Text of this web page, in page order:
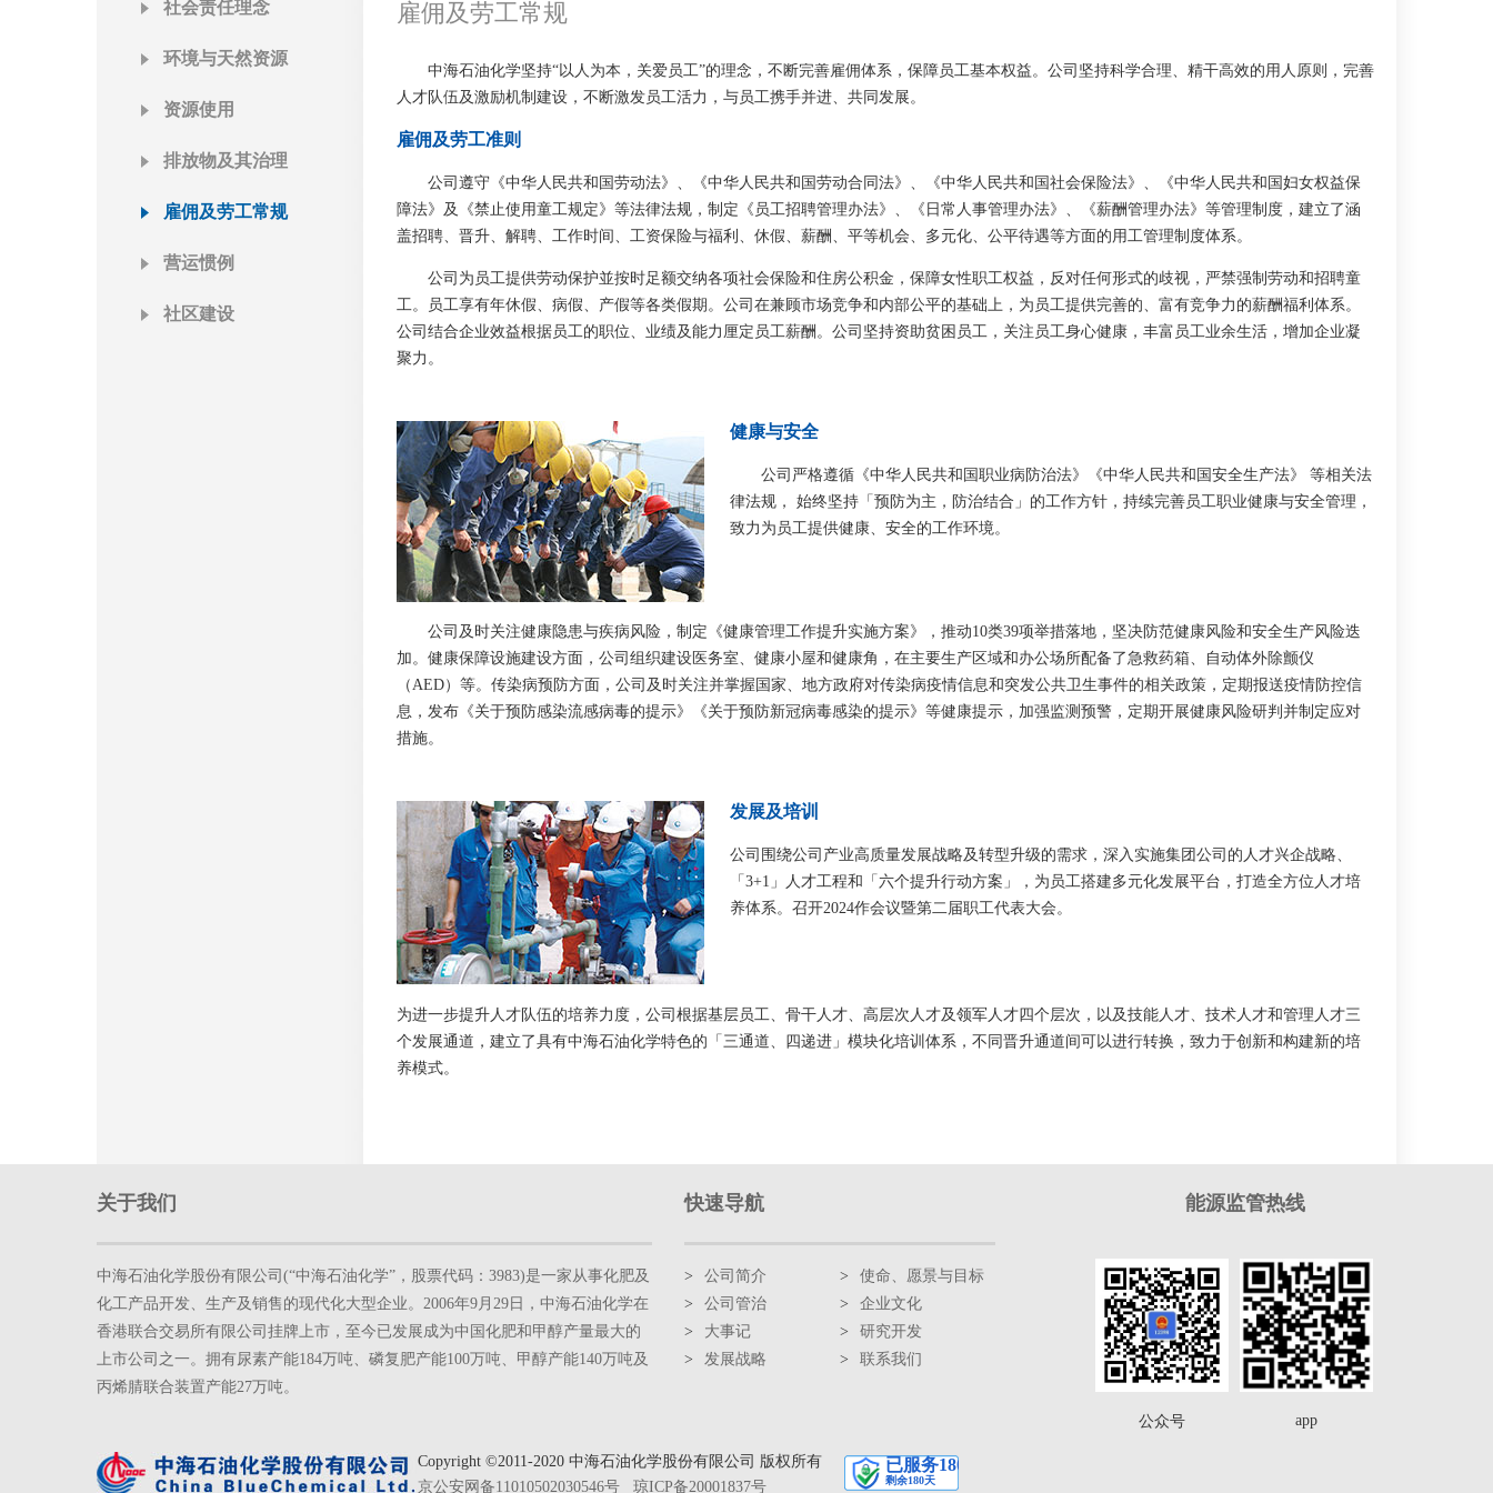
社会责任理念
环境与天然资源
资源使用
排放物及其治理
雇佣及劳工常规
营运惯例
社区建设
雇佣及劳工常规
中海石油化学坚持“以人为本，关爱员工”的理念，不断完善雇佣体系，保障员工基本权益。公司坚持科学合理、精干高效的用人原则，完善
人才队伍及激励机制建设，不断激发员工活力，与员工携手并进、共同发展。
雇佣及劳工准则
公司遵守《中华人民共和国劳动法》、《中华人民共和国劳动合同法》、《中华人民共和国社会保险法》、《中华人民共和国妇女权益保
障法》及《禁止使用童工规定》等法律法规，制定《员工招聘管理办法》、《日常人事管理办法》、《薪酬管理办法》等管理制度，建立了涵
盖招聘、晋升、解聘、工作时间、工资保险与福利、休假、薪酬、平等机会、多元化、公平待遇等方面的用工管理制度体系。
公司为员工提供劳动保护並按时足额交纳各项社会保险和住房公积金，保障女性职工权益，反对任何形式的歧视，严禁强制劳动和招聘童
工。员工享有年休假、病假、产假等各类假期。公司在兼顾市场竞争和内部公平的基础上，为员工提供完善的、富有竞争力的薪酬福利体系。
公司结合企业效益根据员工的职位、业绩及能力厘定员工薪酬。公司坚持资助贫困员工，关注员工身心健康，丰富员工业余生活，增加企业凝
聚力。
健康与安全
公司严格遵循《中华人民共和国职业病防治法》《中华人民共和国安全生产法》 等相关法
律法规， 始终坚持「预防为主，防治结合」的工作方针，持续完善员工职业健康与安全管理，
致力为员工提供健康、安全的工作环境。
公司及时关注健康隐患与疾病风险，制定《健康管理工作提升实施方案》，推动10类39项举措落地，坚决防范健康风险和安全生产风险迭
加。健康保障设施建设方面，公司组织建设医务室、健康小屋和健康角，在主要生产区域和办公场所配备了急救药箱、自动体外除颤仪
（AED）等。传染病预防方面，公司及时关注并掌握国家、地方政府对传染病疫情信息和突发公共卫生事件的相关政策，定期报送疫情防控信
息，发布《关于预防感染流感病毒的提示》《关于预防新冠病毒感染的提示》等健康提示，加强监测预警，定期开展健康风险研判并制定应对
措施。
发展及培训
公司围绕公司产业高质量发展战略及转型升级的需求，深入实施集团公司的人才兴企战略、
「3+1」人才工程和「六个提升行动方案」，为员工搭建多元化发展平台，打造全方位人才培
养体系。召开2024作会议暨第二届职工代表大会。
为进一步提升人才队伍的培养力度，公司根据基层员工、骨干人才、高层次人才及领军人才四个层次，以及技能人才、技术人才和管理人才三
个发展通道，建立了具有中海石油化学特色的「三通道、四递进」模块化培训体系，不同晋升通道间可以进行转换，致力于创新和构建新的培
养模式。
关于我们
中海石油化学股份有限公司(“中海石油化学”，股票代码：3983)是一家从事化肥及
化工产品开发、生产及销售的现代化大型企业。2006年9月29日，中海石油化学在
香港联合交易所有限公司挂牌上市，至今已发展成为中国化肥和甲醇产量最大的
上市公司之一。拥有尿素产能184万吨、磷复肥产能100万吨、甲醇产能140万吨及
丙烯腈联合装置产能27万吨。
快速导航
> 公司简介 >
使命、愿景与目标
>
公司管治 >
企业文化
>
大事记 >
研究开发
>
发展战略 > 联系我们
Copyright ©2011-2020 中海石油化学股份有限公司 版权所有
京公安网备11010502030546号
琼ICP备20001837号
能源监管热线
公众号 app